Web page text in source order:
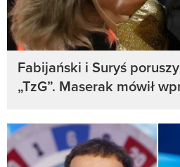
Fabijański i Suryś
„TzG”. Maserak mówił